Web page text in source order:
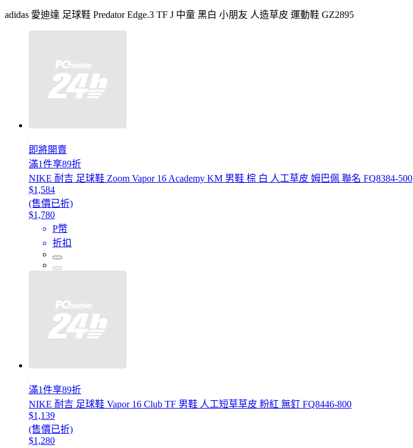
adidas 愛迪達 足球鞋 Predator Edge.3 TF J 中童 黑白 小朋友 人造草皮 運動鞋 GZ2895
即將開賣
滿1件享89折
NIKE 耐吉 足球鞋 Zoom Vapor 16 Academy KM 男鞋 棕 白 人工草皮 姆巴佩 聯名 FQ8384-500
$1,584
(售價已折)
$1,780
P幣
折扣
滿1件享89折
NIKE 耐吉 足球鞋 Vapor 16 Club TF 男鞋 人工短草草皮 粉紅 無釘 FQ8446-800
$1,139
(售價已折)
$1,280